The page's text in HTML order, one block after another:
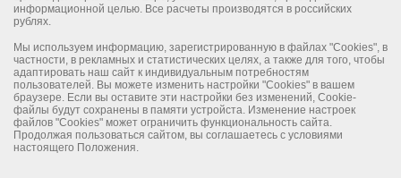
информационной целью. Все расчеты производятся в российских
рублях.
Мы используем информацию, зарегистрированную в файлах "Cookies", в
частности, в рекламных и статистических целях, а также для того, чтобы
адаптировать наш сайт к индивидуальным потребностям
пользователей. Вы можете изменить настройки "Cookies" в вашем
браузере. Если вы оставите эти настройки без изменений, Cookie-
файлы будут сохранены в памяти устройста. Изменение настроек
файлов "Cookies" может ограничить функциональность сайта.
Продолжая пользоваться сайтом, вы соглашаетесь с условиями
настоящего Положения.